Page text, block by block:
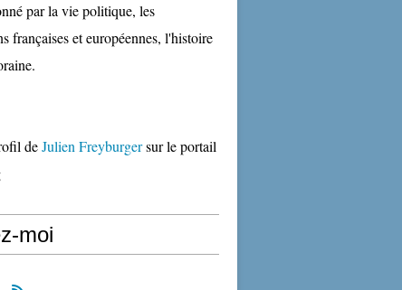
par la vie politique, les
françaises et européennes, l'histoire
deJulien Freyburgersur le portail
moi